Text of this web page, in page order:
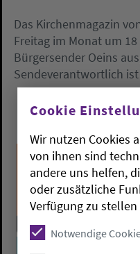
Das Kirchenmagazin
Freitag im Monat um
Bürgersender Oeins
Sendeverantwortlich
Cookie
Wir nutzen Cookies
von ihnen sind
andere uns helfen,
oder zusätzliche
Verfügung zu stellen
Notwendige